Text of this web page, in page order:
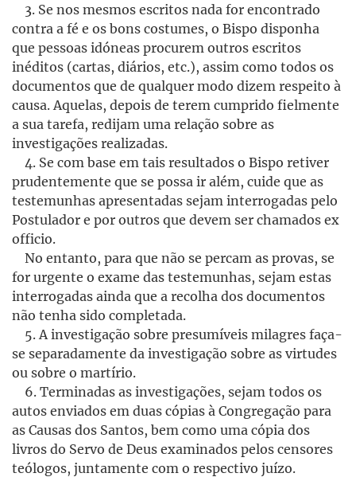
3. Se nos mesmos escritos nada for encontrado
contra a fé e os bons costumes, o Bispo disponha
que pessoas idóneas procurem outros escritos
inéditos (cartas, diários, etc.), assim como todos os
documentos que de qualquer modo dizem respeito à
causa. Aquelas, depois de terem cumprido fielmente
a sua tarefa, redijam uma relação sobre as
investigações realizadas.
4. Se com base em tais resultados o Bispo retiver
prudentemente que se possa ir além, cuide que as
testemunhas apresentadas sejam interrogadas pelo
Postulador e por outros que devem ser chamados ex
officio.
No entanto, para que não se percam as provas, se
for urgente o exame das testemunhas, sejam estas
interrogadas ainda que a recolha dos documentos
não tenha sido completada.
5. A investigação sobre presumíveis milagres faça-
se separadamente da investigação sobre as virtudes
ou sobre o martírio.
6. Terminadas as investigações, sejam todos os
autos enviados em duas cópias à Congregação para
as Causas dos Santos, bem como uma cópia dos
livros do Servo de Deus examinados pelos censores
teólogos, juntamente com o respectivo juízo.